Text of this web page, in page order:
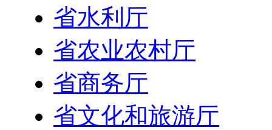
省水利厅
省农业农村厅
省商务厅
省文化和旅游厅